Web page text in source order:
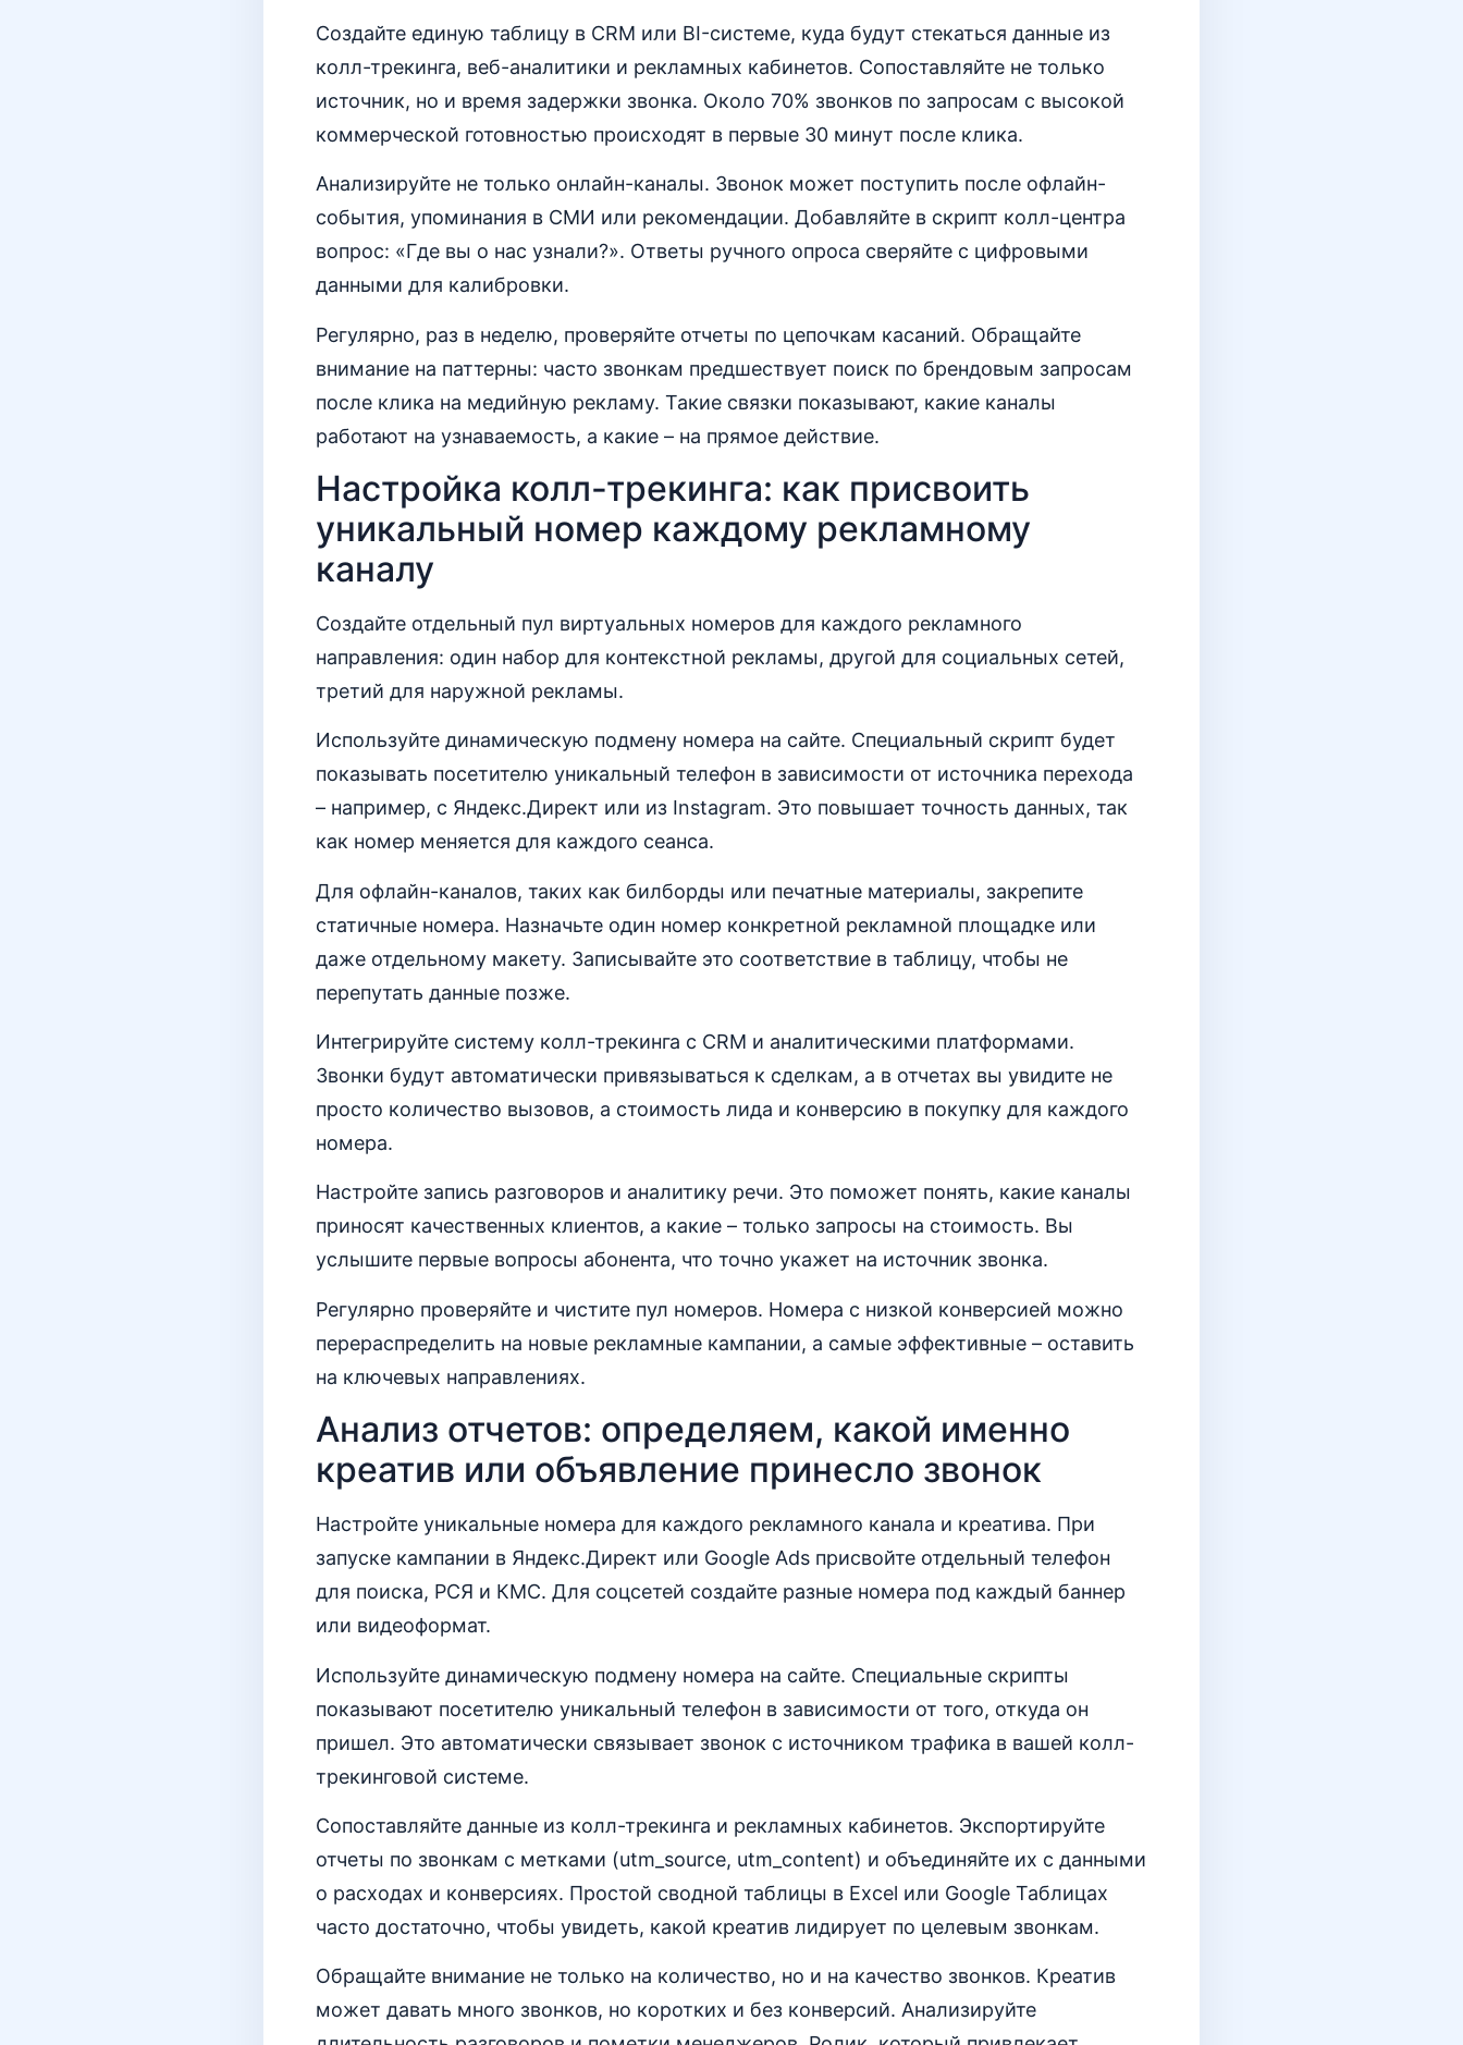
Создайте единую таблицу в CRM или BI-системе, куда будут стекаться данные из
колл-трекинга, веб-аналитики и рекламных кабинетов. Сопоставляйте не только
источник, но и время задержки звонка. Около 70% звонков по запросам с высокой
коммерческой готовностью происходят в первые 30 минут после клика.
Анализируйте не только онлайн-каналы. Звонок может поступить после офлайн-
события, упоминания в СМИ или рекомендации. Добавляйте в скрипт колл-центра
вопрос: «Где вы о нас узнали?». Ответы ручного опроса сверяйте с цифровыми
данными для калибровки.
Регулярно, раз в неделю, проверяйте отчеты по цепочкам касаний. Обращайте
внимание на паттерны: часто звонкам предшествует поиск по брендовым запросам
после клика на медийную рекламу. Такие связки показывают, какие каналы
работают на узнаваемость, а какие – на прямое действие.
Настройка колл-трекинга: как присвоить
уникальный номер каждому рекламному
каналу
Создайте отдельный пул виртуальных номеров для каждого рекламного
направления: один набор для контекстной рекламы, другой для социальных сетей,
третий для наружной рекламы.
Используйте динамическую подмену номера на сайте. Специальный скрипт будет
показывать посетителю уникальный телефон в зависимости от источника перехода
– например, с Яндекс.Директ или из Instagram. Это повышает точность данных, так
как номер меняется для каждого сеанса.
Для офлайн-каналов, таких как билборды или печатные материалы, закрепите
статичные номера. Назначьте один номер конкретной рекламной площадке или
даже отдельному макету. Записывайте это соответствие в таблицу, чтобы не
перепутать данные позже.
Интегрируйте систему колл-трекинга с CRM и аналитическими платформами.
Звонки будут автоматически привязываться к сделкам, а в отчетах вы увидите не
просто количество вызовов, а стоимость лида и конверсию в покупку для каждого
номера.
Настройте запись разговоров и аналитику речи. Это поможет понять, какие каналы
приносят качественных клиентов, а какие – только запросы на стоимость. Вы
услышите первые вопросы абонента, что точно укажет на источник звонка.
Регулярно проверяйте и чистите пул номеров. Номера с низкой конверсией можно
перераспределить на новые рекламные кампании, а самые эффективные – оставить
на ключевых направлениях.
Анализ отчетов: определяем, какой именно
креатив или объявление принесло звонок
Настройте уникальные номера для каждого рекламного канала и креатива. При
запуске кампании в Яндекс.Директ или Google Ads присвойте отдельный телефон
для поиска, РСЯ и КМС. Для соцсетей создайте разные номера под каждый баннер
или видеоформат.
Используйте динамическую подмену номера на сайте. Специальные скрипты
показывают посетителю уникальный телефон в зависимости от того, откуда он
пришел. Это автоматически связывает звонок с источником трафика в вашей колл-
трекинговой системе.
Сопоставляйте данные из колл-трекинга и рекламных кабинетов. Экспортируйте
отчеты по звонкам с метками (utm_source, utm_content) и объединяйте их с данными
о расходах и конверсиях. Простой сводной таблицы в Excel или Google Таблицах
часто достаточно, чтобы увидеть, какой креатив лидирует по целевым звонкам.
Обращайте внимание не только на количество, но и на качество звонков. Креатив
может давать много звонков, но коротких и без конверсий. Анализируйте